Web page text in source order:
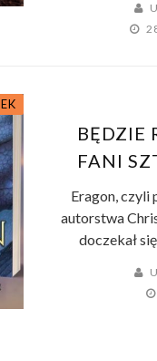
BĘDZIE
FANI
Eragon, czyli
autorstwa
doczekał